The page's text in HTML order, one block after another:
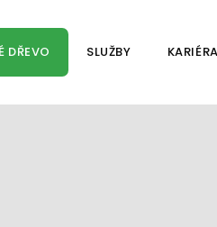
DŘEVO SLUŽBY